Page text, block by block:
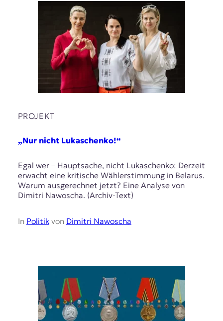
PROJEKT
„Nur nicht Lukaschenko!“
Egal wer – Hauptsache, nicht Lukaschenko: Derzeit
erwacht eine kritische Wählerstimmung in Belarus.
Warum ausgerechnet jetzt? Eine Analyse von
Dimitri Nawoscha. (Archiv-Text)
In Politikvon Dimitri Nawoscha